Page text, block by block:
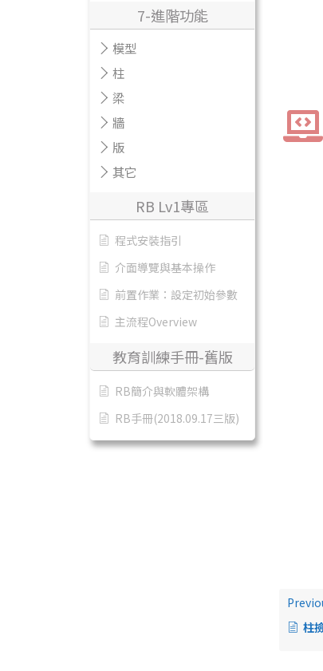
7-進階功能
模型
柱
梁
牆
版
其它
RB Lv1專區
程式安裝指引
介面導覽與基本操作
前置作業：設定初始參數
主流程Overview
教育訓練手冊-舊版
RB簡介與軟體架構
RB手冊(2018.09.17三版)
柱